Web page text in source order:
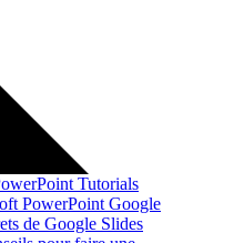
Tutorials
PowerPoint Google
de Google Slides